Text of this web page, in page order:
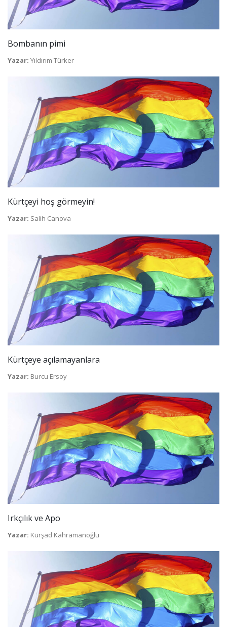
Bombanın pimi
Yazar: Yıldırım Türker
Kürtçeyi hoş görmeyin!
Yazar: Salih Canova
Kürtçeye açılamayanlara
Yazar: Burcu Ersoy
Irkçılık ve Apo
Yazar: Kürşad Kahramanoğlu